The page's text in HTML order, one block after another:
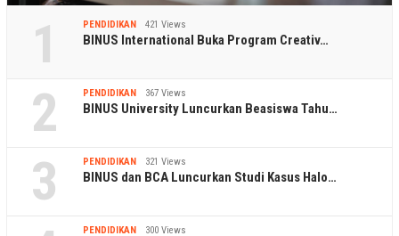
1 PENDIDIKAN 421 Views
BINUS International Buka Program Creativ…
2 PENDIDIKAN 367 Views
BINUS University Luncurkan Beasiswa Tahu…
3 PENDIDIKAN 321 Views
BINUS dan BCA Luncurkan Studi Kasus Halo…
PENDIDIKAN 300 Views